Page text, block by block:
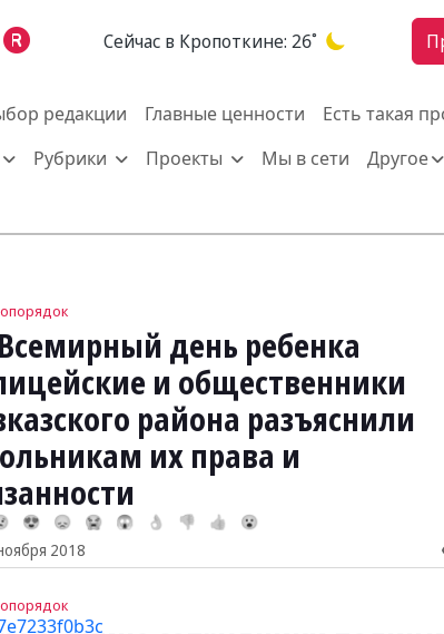
Cейчас в Кропоткине: 26˚
редакции Главные ценности
Есть такая
Рубрики Проекты Мы в сети Другое
день ребенка
и общественники
района разъяснили
их права и
😍 😞 😭 😱 👌 👎 👍 😮
2018